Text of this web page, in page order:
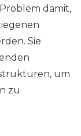
damit,
Sie
um
zu